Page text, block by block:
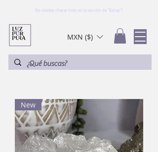
No olvides checar todo en la sección de "Extras"!
MXN ($)
New